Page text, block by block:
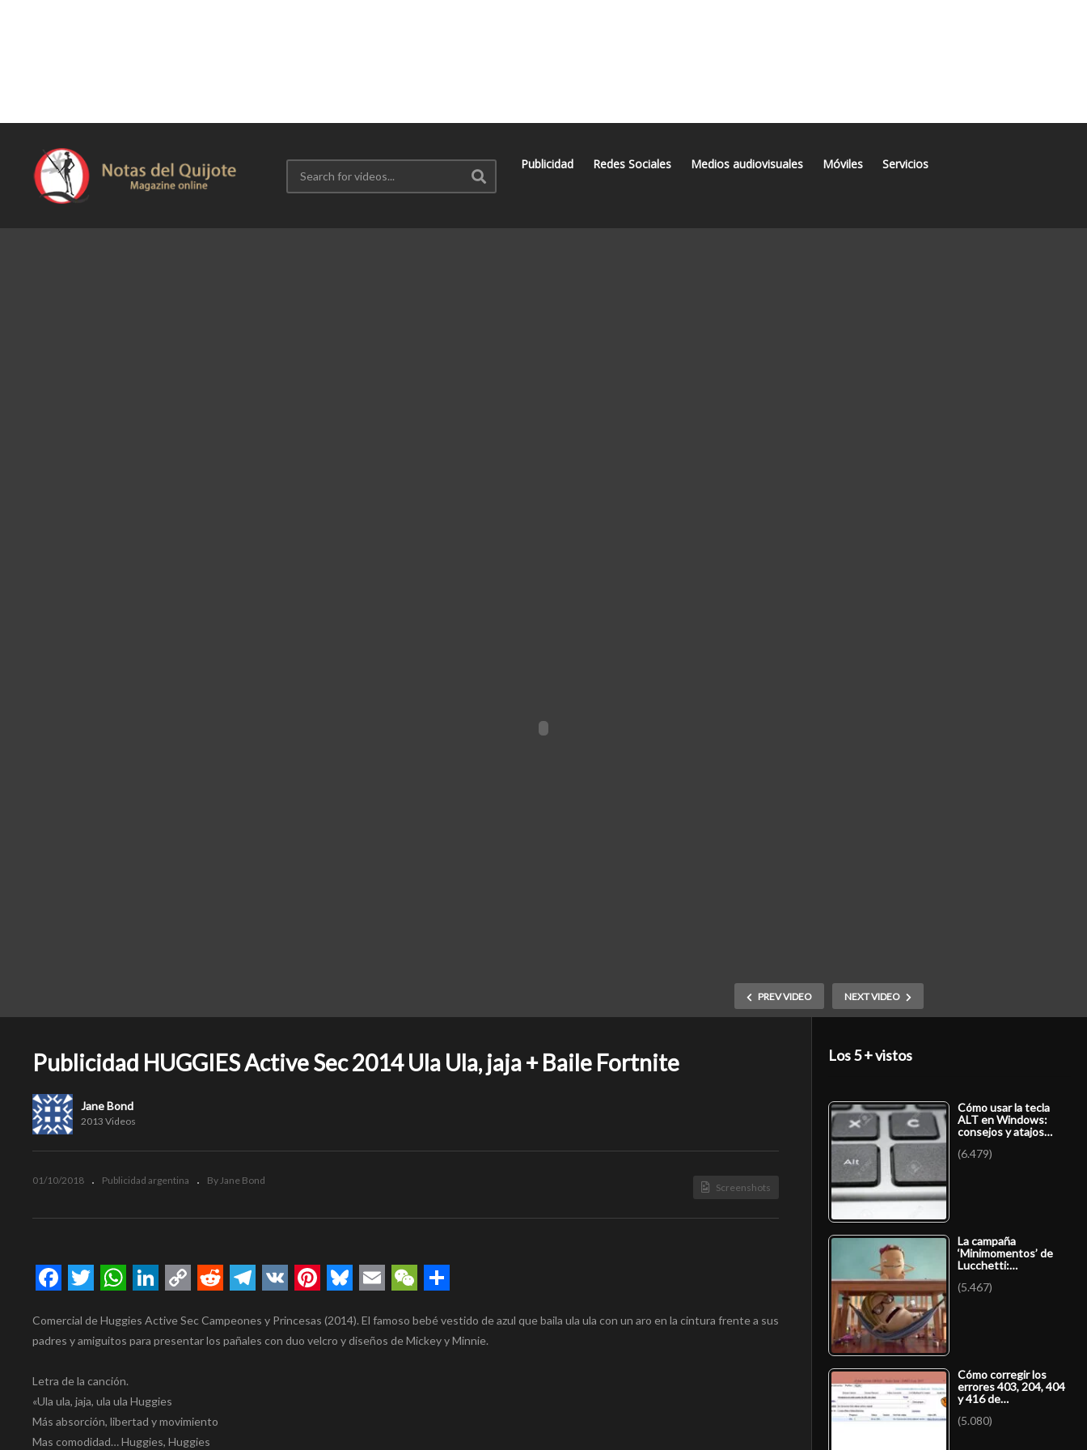
Publicidad Redes Sociales Medios audiovisuales Móviles Servicios
PREV VIDEO NEXT VIDEO
Publicidad HUGGIES Active Sec 2014 Ula Ula, jaja + Baile Fortnite
Jane Bond
2013 Videos
01/10/2018 Publicidad argentina By Jane Bond
Screenshots
Link
Comercial de Huggies Active Sec Campeones y Princesas (2014). El famoso bebé vestido de azul que baila ula ula con un aro en la cintura frente a sus
padres y amiguitos para presentar los pañales con duo velcro y diseños de Mickey y Minnie.
Letra de la canción.
«Ula ula, jaja, ula ula Huggies
Más absorción, libertad y movimiento
Mas comodidad… Huggies, Huggies
Los 5 + vistos
Cómo usar la tecla
ALT en Windows:
consejos y atajos…
(6.479)
La campaña
‘Minimomentos’ de
Lucchetti:…
(5.467)
Cómo corregir los
errores 403, 204, 404
y 416 de…
(5.080)